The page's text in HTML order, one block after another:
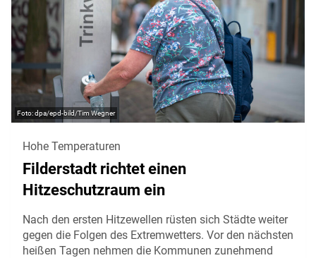
dpa/epd-bild/Tim Wegner
Hohe Temperaturen
Filderstadt richtet einen
Hitzeschutzraum ein
Nach den ersten Hitzewellen rüsten sich Städte weiter
gegen die Folgen des Extremwetters. Vor den nächsten
heißen Tagen nehmen die Kommunen zunehmend